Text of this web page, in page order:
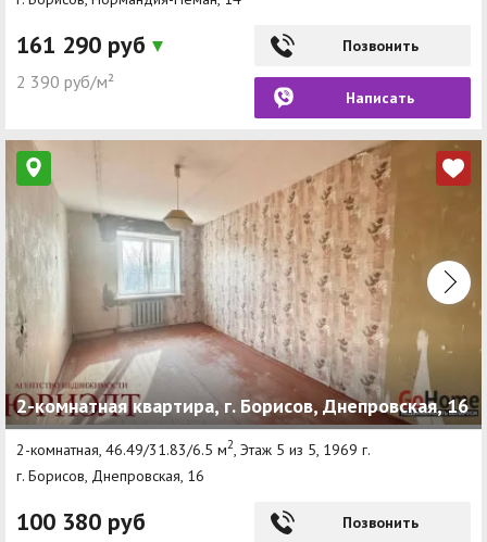
161 290 руб
2 390 руб/м²
Позвонить
Написать
2-комнатная квартира, г. Борисов, Днепровская, 16
2-комнатная, 46.49/31.83/6.5 м2, Этаж 5 из 5, 1969 г.
г. Борисов, Днепровская, 16
100 380 руб Позвонить